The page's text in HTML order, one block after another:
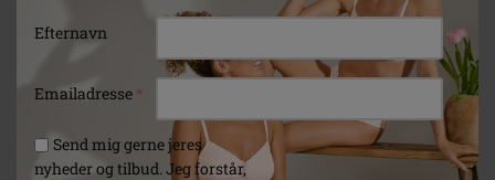
Efternavn
Emailadresse *
Send mig gerne jeres
nyheder og tilbud. Jeg forstår,